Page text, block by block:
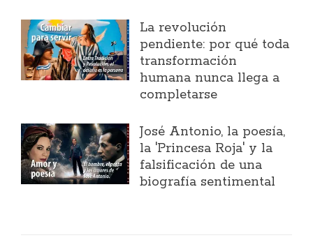
La revolución
pendiente: por qué toda
transformación
humana nunca llega a
completarse
José Antonio, la poesía,
la 'Princesa Roja' y la
falsificación de una
biografía sentimental